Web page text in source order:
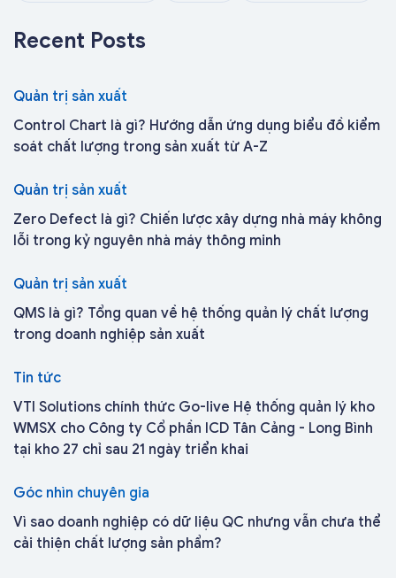
Recent Posts
Quản trị sản xuất
Control Chart là gì? Hướng dẫn ứng dụng biểu đồ kiểm
soát chất lượng trong sản xuất từ A-Z
Quản trị sản xuất
Zero Defect là gì? Chiến lược xây dựng nhà máy không
lỗi trong kỷ nguyên nhà máy thông minh
Quản trị sản xuất
QMS là gì? Tổng quan về hệ thống quản lý chất lượng
trong doanh nghiệp sản xuất
Tin tức
VTI Solutions chính thức Go-live Hệ thống quản lý kho
WMSX cho Công ty Cổ phần ICD Tân Cảng - Long Bình
tại kho 27 chỉ sau 21 ngày triển khai
Góc nhìn chuyên gia
Vì sao doanh nghiệp có dữ liệu QC nhưng vẫn chưa thể
cải thiện chất lượng sản phẩm?